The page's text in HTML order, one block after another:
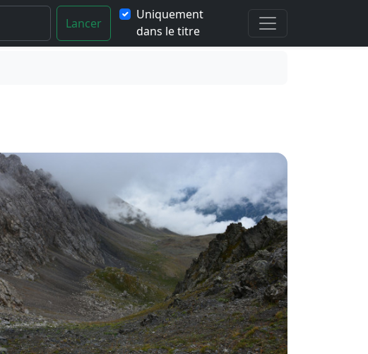
Lancer
Uniquement
dans le titre